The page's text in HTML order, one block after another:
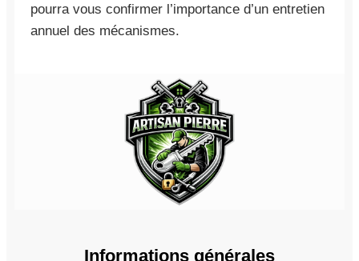
pourra vous confirmer l’importance d’un entretien
annuel des mécanismes.
Informations générales